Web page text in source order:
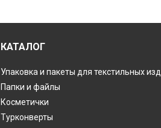
КАТАЛОГ
Упаковка и пакеты для текстильных
Папки и файлы
Косметички
Турконверты